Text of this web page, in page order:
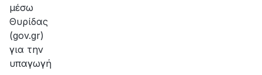
μέσω
Θυρίδας
(gov.gr)
για την
υπαγωγή